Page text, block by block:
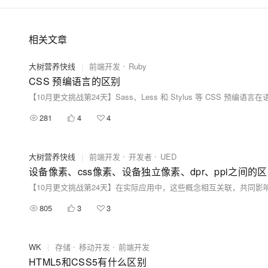
相关文章
大树营养快线 | 前端开发 Ruby
CSS 预编语言的区别
281 4 4
大树营养快线 | 前端开发 开发者 UED
设备像素、css像素、设备独立像素、dpr、ppi之间的
805 3 3
WK | 存储 移动开发 前端开发
HTML5和CSS5有什么区别